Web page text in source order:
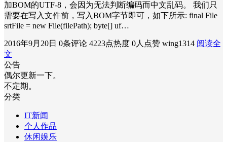
加BOM的UTF-8，会因为无法判断编码而中文乱码。 我们只
需要在写入文件前，写入BOM字节即可，如下所示: final File
srtFile = new File(filePath); byte[] uf…
2016年9月20日 0条评论 4223点热度 0人点赞 wing1314 阅读全
文
公告
偶尔更新一下。
不定期。
分类
IT新闻
个人作品
休闲娱乐